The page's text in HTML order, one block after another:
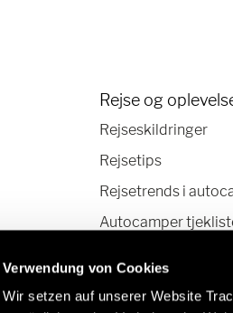
Verwendung von Cookies
Wir setzen auf unserer Website
Rejse og
Rejseskildringer
Rejsetips
Rejsetrends i
Autocamper